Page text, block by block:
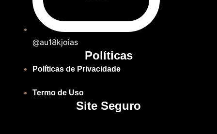
@au18kjoias
Políticas
Políticas de Privacidade
Termo de Uso
Site Seguro